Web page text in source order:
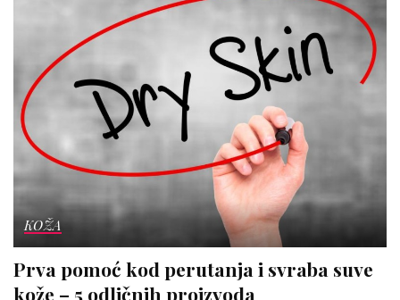
KOŽA
Prva pomoć kod perutanja i svraba suve
kože – 5 odličnih proizvoda